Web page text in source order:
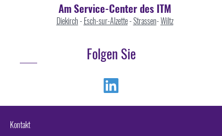
Am Service-Center des ITM
Diekirch- Esch-sur-Alzette-Strassen-Wiltz
Folgen Sie
Kontakt